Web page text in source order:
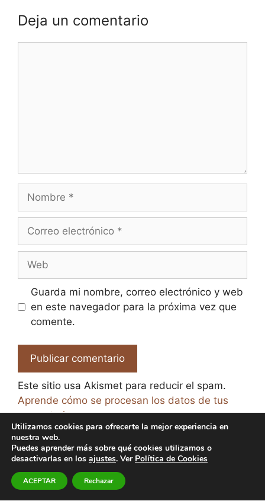
Deja un comentario
Nombre
Correo
Web
Guarda mi nombre, correo electrónico y web
en este navegador para la próxima vez que
comente.
Este sitio usa Akismet para reducir el spam.
Aprende cómo se procesan los datos de tus
comentarios.
© 2026 El Paraíso de la Cerveza -
de Privacidad -Política de Cookies
Utilizamos cookies para ofrecerte la mejor experiencia en
nuestra web.
Puedes aprender más sobre qué cookies utilizamos o
desactivarlas en los ajustes. Ver Política de Cookies
ACEPTAR Rechazar